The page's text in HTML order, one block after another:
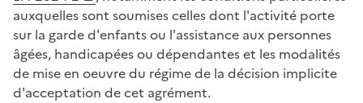
auxquelles sont soumises celles dont l'activité porte
sur la garde d'enfants ou l'assistance aux personnes
âgées, handicapées ou dépendantes et les modalités
de mise en oeuvre du régime de la décision implicite
d'acceptation de cet agrément.